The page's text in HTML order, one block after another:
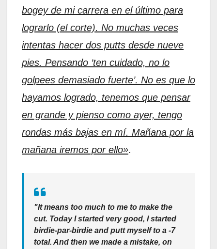
bogey de mi carrera en el último para
lograrlo (el corte). No muchas veces
intentas hacer dos putts desde nueve
pies. Pensando ‘ten cuidado, no lo
golpees demasiado fuerte’. No es que lo
hayamos logrado, tenemos que pensar
en grande y pienso como ayer, tengo
rondas más bajas en mí. Mañana por la
mañana iremos por ello».
"It means too much to me to make the
cut. Today I started very good, I started
birdie-par-birdie and putt myself to a -7
total. And then we made a mistake, on